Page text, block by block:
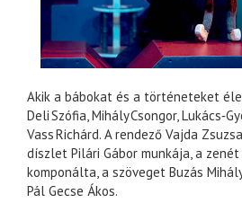
Akik a bábokat és a történeteket
Deli Szófia, Mihály Csongor,
Vass Richárd. A rendező Vajda
díszlet Pilári Gábor munkája, a zenét
komponálta, a szöveget Buzás
Pál Gecse Ákos.